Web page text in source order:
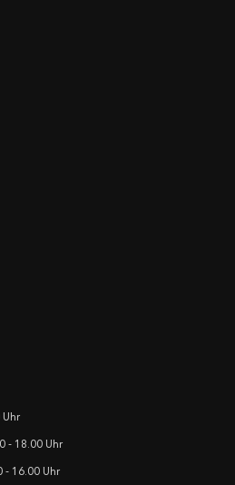
Uhr
- 18.00 Uhr
- 16.00 Uhr